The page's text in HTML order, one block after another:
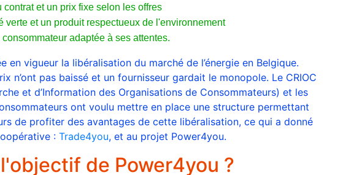
contrat et un prix fixe selon les offres
verte et un produit respectueux de l'environnement
adaptée à ses attentes.
en vigueur la libéralisation du marché de l’énergie en Belgique.
n’ont pas baissé et un fournisseur gardait le monopole. Le CRIOC
et d’Information des Organisations de Consommateurs) et les
ont voulu mettre en place une structure permettant
de profiter des avantages de cette libéralisation, ce qui a donné
: Trade4you, et au projet Power4you.
de Power4you ?